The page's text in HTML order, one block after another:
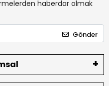
haberdar olmak
Gönder